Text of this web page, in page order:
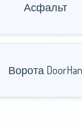
Асфальт
Ворота DoorHan